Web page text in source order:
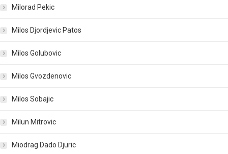
Milorad Pekic
Milos Djordjevic Patos
Milos Golubovic
Milos Gvozdenovic
Milos Sobajic
Milun Mitrovic
Miodrag Dado Djuric